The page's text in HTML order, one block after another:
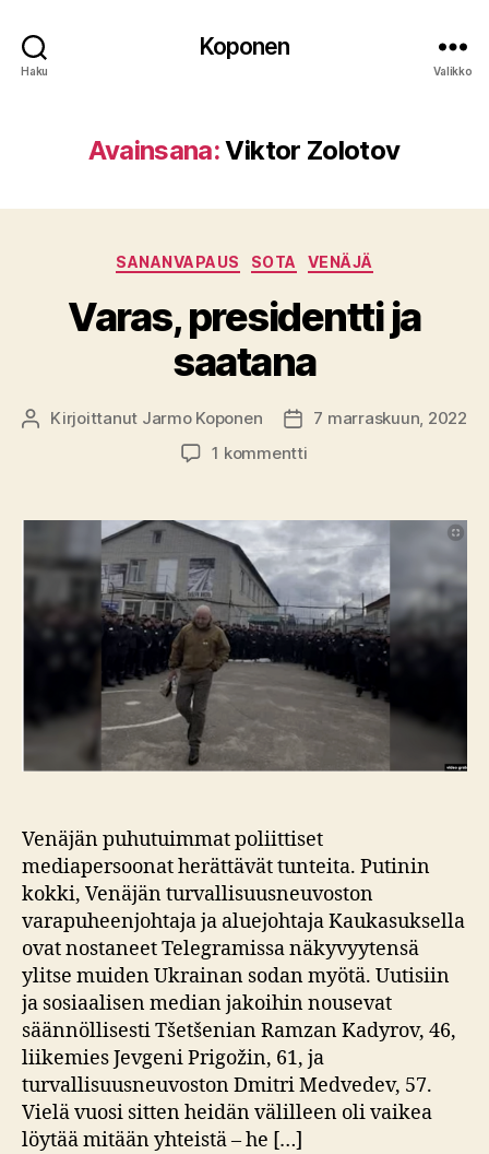
Haku
Koponen
Valikko
Avainsana:Viktor Zolotov
Kategoriat
SANANVAPAUS SOTA VENÄJÄ
Varas, presidentti ja
saatana
Kirjoittaja
Kirjoittanut Jarmo Koponen Julkaisupäivämäärä
7 marraskuun, 2022
1 kommenttiartikkeliin
ja
saatana
Venäjän puhutuimmat poliittiset
mediapersoonat herättävät tunteita. Putinin
kokki, Venäjän turvallisuusneuvoston
varapuheenjohtaja ja aluejohtaja Kaukasuksella
ovat nostaneet Telegramissa näkyvyytensä
ylitse muiden Ukrainan sodan myötä. Uutisiin
ja sosiaalisen median jakoihin nousevat
säännöllisesti Tšetšenian Ramzan Kadyrov, 46,
liikemies Jevgeni Prigožin, 61, ja
turvallisuusneuvoston Dmitri Medvedev, 57.
Vielä vuosi sitten heidän välilleen oli vaikea
löytää mitään yhteistä – he […]